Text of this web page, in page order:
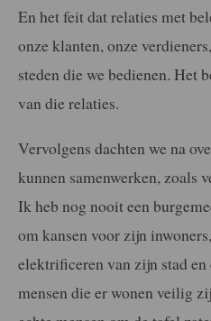
En het feit dat relaties met
onze klanten, onze
steden die we bedienen. Het
van die relaties.
Vervolgens dachten we na
kunnen samenwerken, zoals
Ik heb nog nooit een
om kansen voor zijn
elektrificeren van zijn stad en
mensen die er wonen veilig